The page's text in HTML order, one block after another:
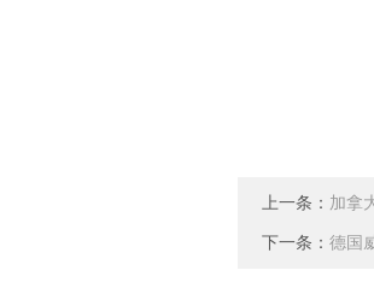
上一条： 加拿
下一条： 德国